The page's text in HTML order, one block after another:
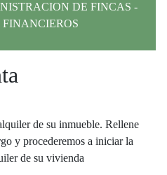
DE FINCAS -
FINANCIEROS
de su inmueble. Rellene
y procederemos a iniciar la
de su vivienda